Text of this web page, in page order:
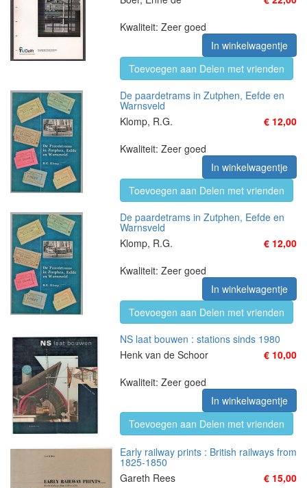
Kwaliteit: Zeer goed
In winkelwagentje
Toevoegen aan Delen met vrienden
De paardetrams in Zutphen, Eefde en
Warnsveld
Klomp, R.G.
€ 12,00
Kwaliteit: Zeer goed
In winkelwagentje
Toevoegen aan Delen met vrienden
De paardetrams in Zutphen, Eefde en
Warnsveld
Klomp, R.G.
€ 12,00
Kwaliteit: Zeer goed
In winkelwagentje
Toevoegen aan Delen met vrienden
NS laat bouwen : stations sinds 1980
Henk van de Schoor
€ 10,00
Kwaliteit: Zeer goed
In winkelwagentje
Toevoegen aan Delen met vrienden
Early railway prints : British railways from
1825-1850
Gareth Rees
€ 15,00